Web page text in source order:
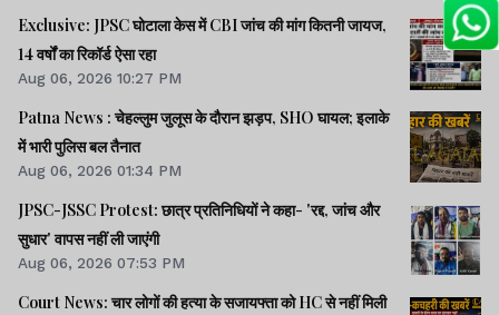
Exclusive: JPSC घोटाला केस में CBI जांच की मांग कितनी जायज,
14 वर्षों का रिकॉर्ड ऐसा रहा
Aug 06, 2026 10:27 PM
Patna News : चेहल्लुम जुलूस के दौरान झड़प, SHO घायल; इलाके
में भारी पुलिस बल तैनात
Aug 06, 2026 01:34 PM
JPSC-JSSC Protest: छात्र प्रतिनिधियों ने कहा- 'रद्द, जांच और
सुधार' वापस नहीं ली जाएंगी
Aug 06, 2026 07:53 PM
Court News: चार लोगों की हत्या के सजायफ्ता को HC से नहीं मिली